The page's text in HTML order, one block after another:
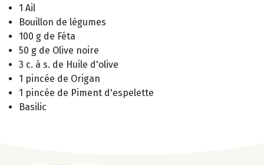
1 Ail
Bouillon de légumes
100 g de Féta
50 g de Olive noire
3 c. à s. de Huile d'olive
1 pincée de Origan
1 pincée de Piment d'espelette
Basilic